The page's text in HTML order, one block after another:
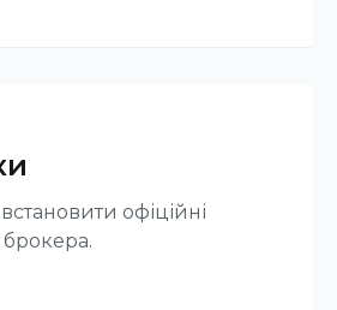
офіційні